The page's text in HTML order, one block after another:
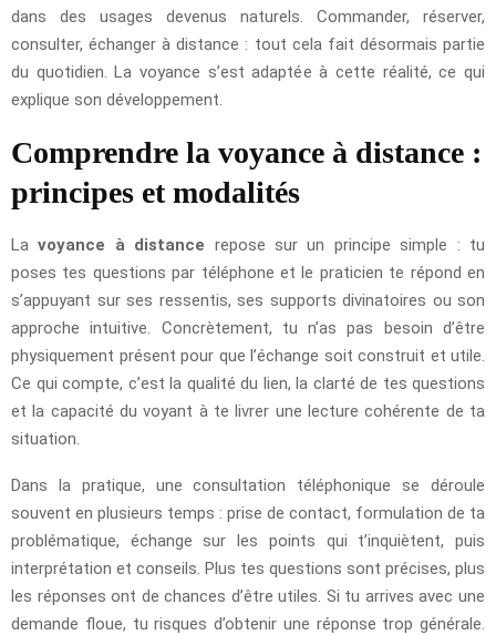
dans des usages devenus naturels. Commander, réserver,
consulter, échanger à distance : tout cela fait désormais partie
du quotidien. La voyance s’est adaptée à cette réalité, ce qui
explique son développement.
Comprendre la voyance à distance :
principes et modalités
Lavoyance à distance repose sur un principe simple : tu
poses tes questions par téléphone et le praticien te répond en
s’appuyant sur ses ressentis, ses supports divinatoires ou son
approche intuitive. Concrètement, tu n’as pas besoin d’être
physiquement présent pour que l’échange soit construit et utile.
Ce qui compte, c’est la qualité du lien, la clarté de tes questions
et la capacité du voyant à te livrer une lecture cohérente de ta
situation.
Dans la pratique, une consultation téléphonique se déroule
souvent en plusieurs temps : prise de contact, formulation de ta
problématique, échange sur les points qui t’inquiètent, puis
interprétation et conseils. Plus tes questions sont précises, plus
les réponses ont de chances d’être utiles. Si tu arrives avec une
demande floue, tu risques d’obtenir une réponse trop générale.